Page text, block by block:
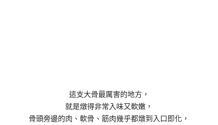
這支大骨最厲害的地方，
就是燉得非常入味又軟嫩，
骨頭旁邊的肉、軟骨、筋肉幾乎都燉到入口即化，